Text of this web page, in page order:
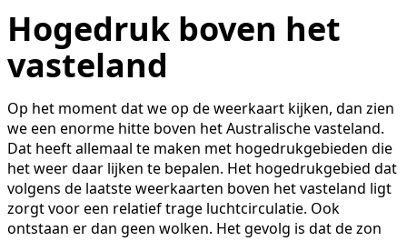
Hogedruk boven het
vasteland
Op het moment dat we op de weerkaart kijken, dan zien
we een enorme hitte boven het Australische vasteland.
Dat heeft allemaal te maken met hogedrukgebieden die
het weer daar lijken te bepalen. Het hogedrukgebied dat
volgens de laatste weerkaarten boven het vasteland ligt
zorgt voor een relatief trage luchtcirculatie. Ook
ontstaan er dan geen wolken. Het gevolg is dat de zon